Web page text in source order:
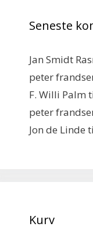
Seneste
Jan Smidt
peter
F. Willi Palm
peter
Jon de Linde
Kurv